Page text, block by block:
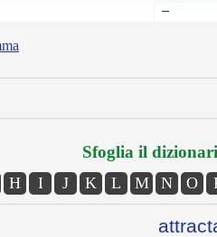
–
Sfoglia il
H I J K L M N O